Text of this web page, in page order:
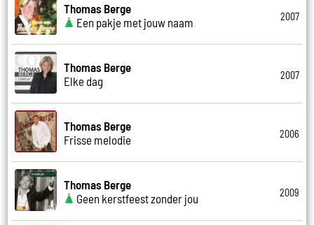
Thomas Berge
Een pakje met jouw naam
2007
Thomas Berge
Elke dag
2007
Thomas Berge
Frisse melodie
2006
Thomas Berge
Geen kerstfeest zonder jou
2009